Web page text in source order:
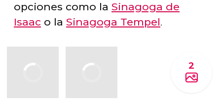
opciones como la Sinagoga de
Isaac o la Sinagoga Tempel.
2